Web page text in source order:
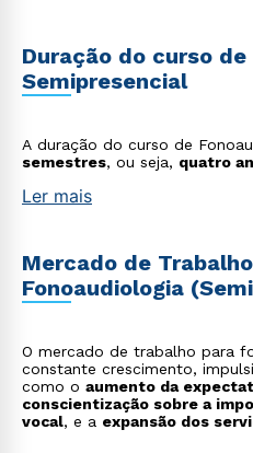
Duração do curso
Semipresencial
A duração do curso de
semestres, ou seja, quatro
Ler mais
Mercado de
Fonoaudiologia
O mercado de trabalho para
constante crescimento,
como o aumento da
conscientização sobre a
vocal, e a expansão dos